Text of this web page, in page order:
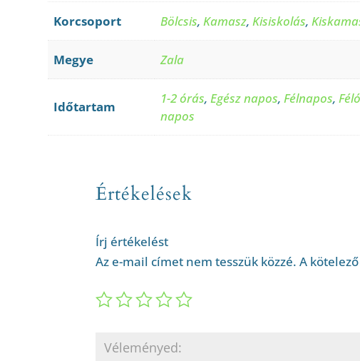
Korcsoport Bölcsis,Kamasz,Kisiskolás,
Megye Zala
Időtartam
1-2 órás,Egész napos,Félnapos,
napos
Értékelések
Írj értékelést
Az e-mail címet nem tesszük közzé. A